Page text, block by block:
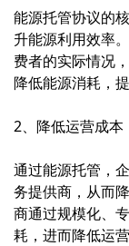
能源托管协议的
升能源利用效率
费者的实际情况
降低能源消耗，
2、降低运营成本
通过能源托管，
务提供商，从而
商通过规模化、
耗，进而降低运营